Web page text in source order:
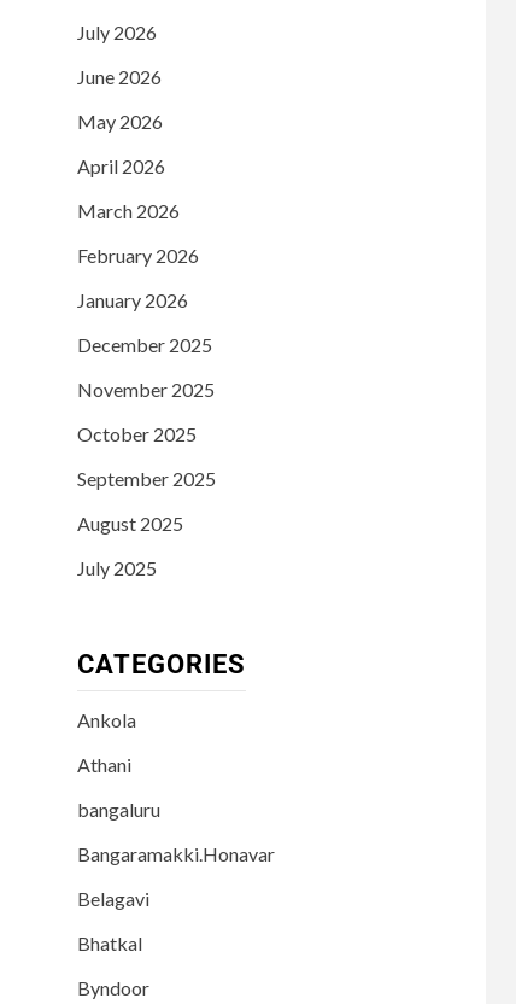
July 2026
June 2026
May 2026
April 2026
March 2026
February 2026
January 2026
December 2025
November 2025
October 2025
September 2025
August 2025
July 2025
CATEGORIES
Ankola
Athani
bangaluru
Bangaramakki.Honavar
Belagavi
Bhatkal
Byndoor